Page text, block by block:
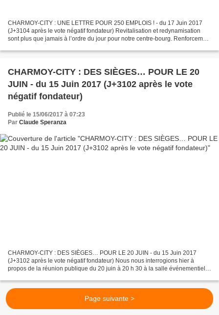
CHARMOY-CITY : UNE LETTRE POUR 250 EMPLOIS ! - du 17 Juin 2017
(J+3104 après le vote négatif fondateur) Revitalisation et redynamisation
sont plus que jamais à l’ordre du jour pour notre centre-bourg. Renforcement
CHARMOY-CITY : DES SIÈGES… POUR LE 20
JUIN - du 15 Juin 2017 (J+3102 après le vote
négatif fondateur)
Publié le 15/06/2017 à 07:23
Par Claude Speranza
CHARMOY-CITY : DES SIÈGES… POUR LE 20 JUIN - du 15 Juin 2017
(J+3102 après le vote négatif fondateur) Nous nous interrogions hier à
propos de la réunion publique du 20 juin à 20 h 30 à la salle événementielle
Page suivante >